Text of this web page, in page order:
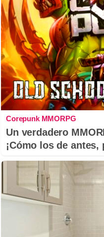
Corepunk MMORPG
Un verdadero
¡Cómo los de antes,